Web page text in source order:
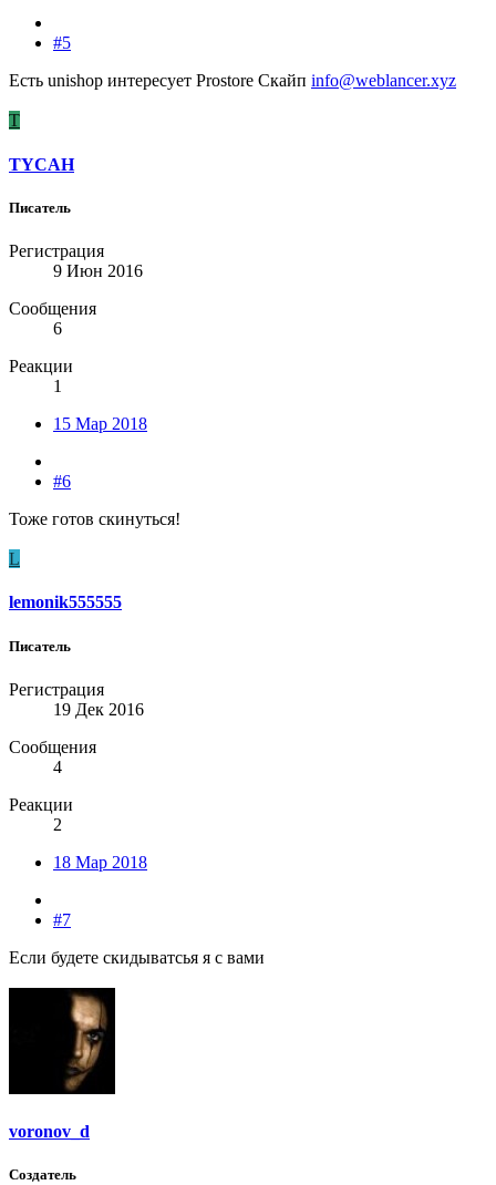
#5
Есть unishop интересует Prostore Скайп info@weblancer.xyz
T
TYCAH
Писатель
Регистрация
9 Июн 2016
Сообщения
6
Реакции
1
15 Мар 2018
#6
Тоже готов скинуться!
L
lemonik555555
Писатель
Регистрация
19 Дек 2016
Сообщения
4
Реакции
2
18 Мар 2018
#7
Если будете скидыватсья я с вами
voronov_d
Создатель